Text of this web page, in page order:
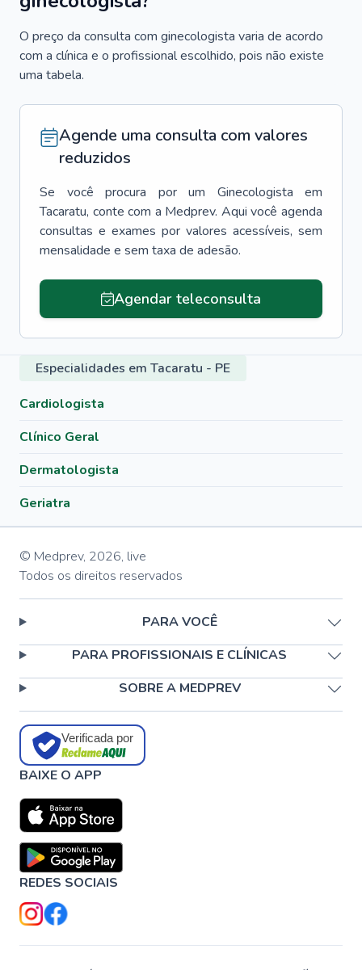
O preço da consulta com ginecologista varia de acordo
com a clínica e o profissional escolhido, pois não existe
uma tabela.
Agende uma consulta com valores
reduzidos
Se você procura por um Ginecologista
em
Tacaratu, conte com a Medprev. Aqui você agenda
consultas e exames por valores acessíveis, sem
mensalidade e sem taxa de adesão.
Agendar teleconsulta
Especialidades em Tacaratu - PE
Cardiologista
Clínico Geral
Dermatologista
Geriatra
© Medprev, 2026, live
Todos os direitos reservados
PARA VOCÊ
PARA PROFISSIONAIS E CLÍNICAS
SOBRE A MEDPREV
Verificada por
BAIXE O APP
REDES SOCIAIS